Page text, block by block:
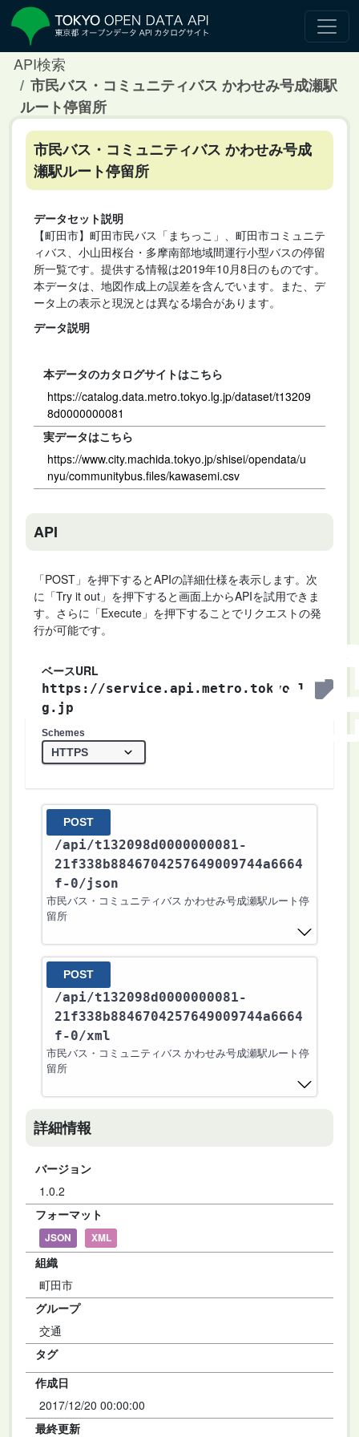
API検索
市民バス・コミュニティバス かわせみ号成瀬駅
ルート停留所
市民バス・コミュニティバス かわせみ号成
瀬駅ルート停留所
データセット説明
【町田市】町田市民バス「まちっこ」、町田市コミュニテ
ィバス、小山田桜台・多摩南部地域間運行小型バスの停留
所一覧です。提供する情報は2019年10月8日のものです。
本データは、地図作成上の誤差を含んでいます。また、デ
ータ上の表示と現況とは異なる場合があります。
データ説明
本データのカタログサイトはこちら
https://catalog.data.metro.tokyo.lg.jp/dataset/t13209
8d0000000081
実データはこちら
https://www.city.machida.tokyo.jp/shisei/opendata/u
nyu/communitybus.files/kawasemi.csv
API
「POST」を押下するとAPIの詳細仕様を表示します。次
に「Try it out」を押下すると画面上からAPIを試用できま
す。さらに「Execute」を押下することでリクエストの発
行が可能です。
ベースURL
https://service.api.metro.tokyo.l
g.jp
Schemes
POST
/api/t132098d0000000081-
21f338b8846704257649009744a6664
f-0/json
市民バス・コミュニティバス かわせみ号成瀬駅ルート停
留所
POST
/api/t132098d0000000081-
21f338b8846704257649009744a6664
f-0/xml
市民バス・コミュニティバス かわせみ号成瀬駅ルート停
留所
詳細情報
バージョン
1.0.2
フォーマット
JSON XML
組織
町田市
グループ
交通
タグ
作成日
2017/12/20 00:00:00
最終更新